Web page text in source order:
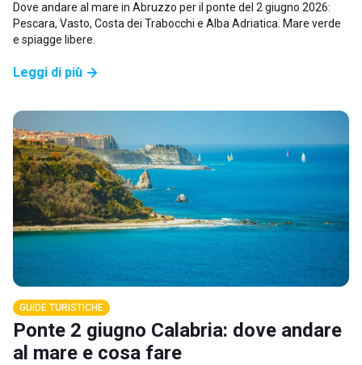
Dove andare al mare in Abruzzo per il ponte del 2 giugno 2026:
Pescara, Vasto, Costa dei Trabocchi e Alba Adriatica. Mare verde
e spiagge libere.
Leggi di più
GUIDE TURISTICHE
Ponte 2 giugno Calabria: dove andare
al mare e cosa fare